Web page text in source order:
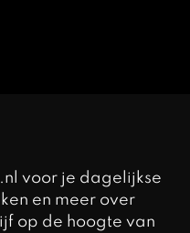
voor je dagelijkse
en meer over
op de hoogte van